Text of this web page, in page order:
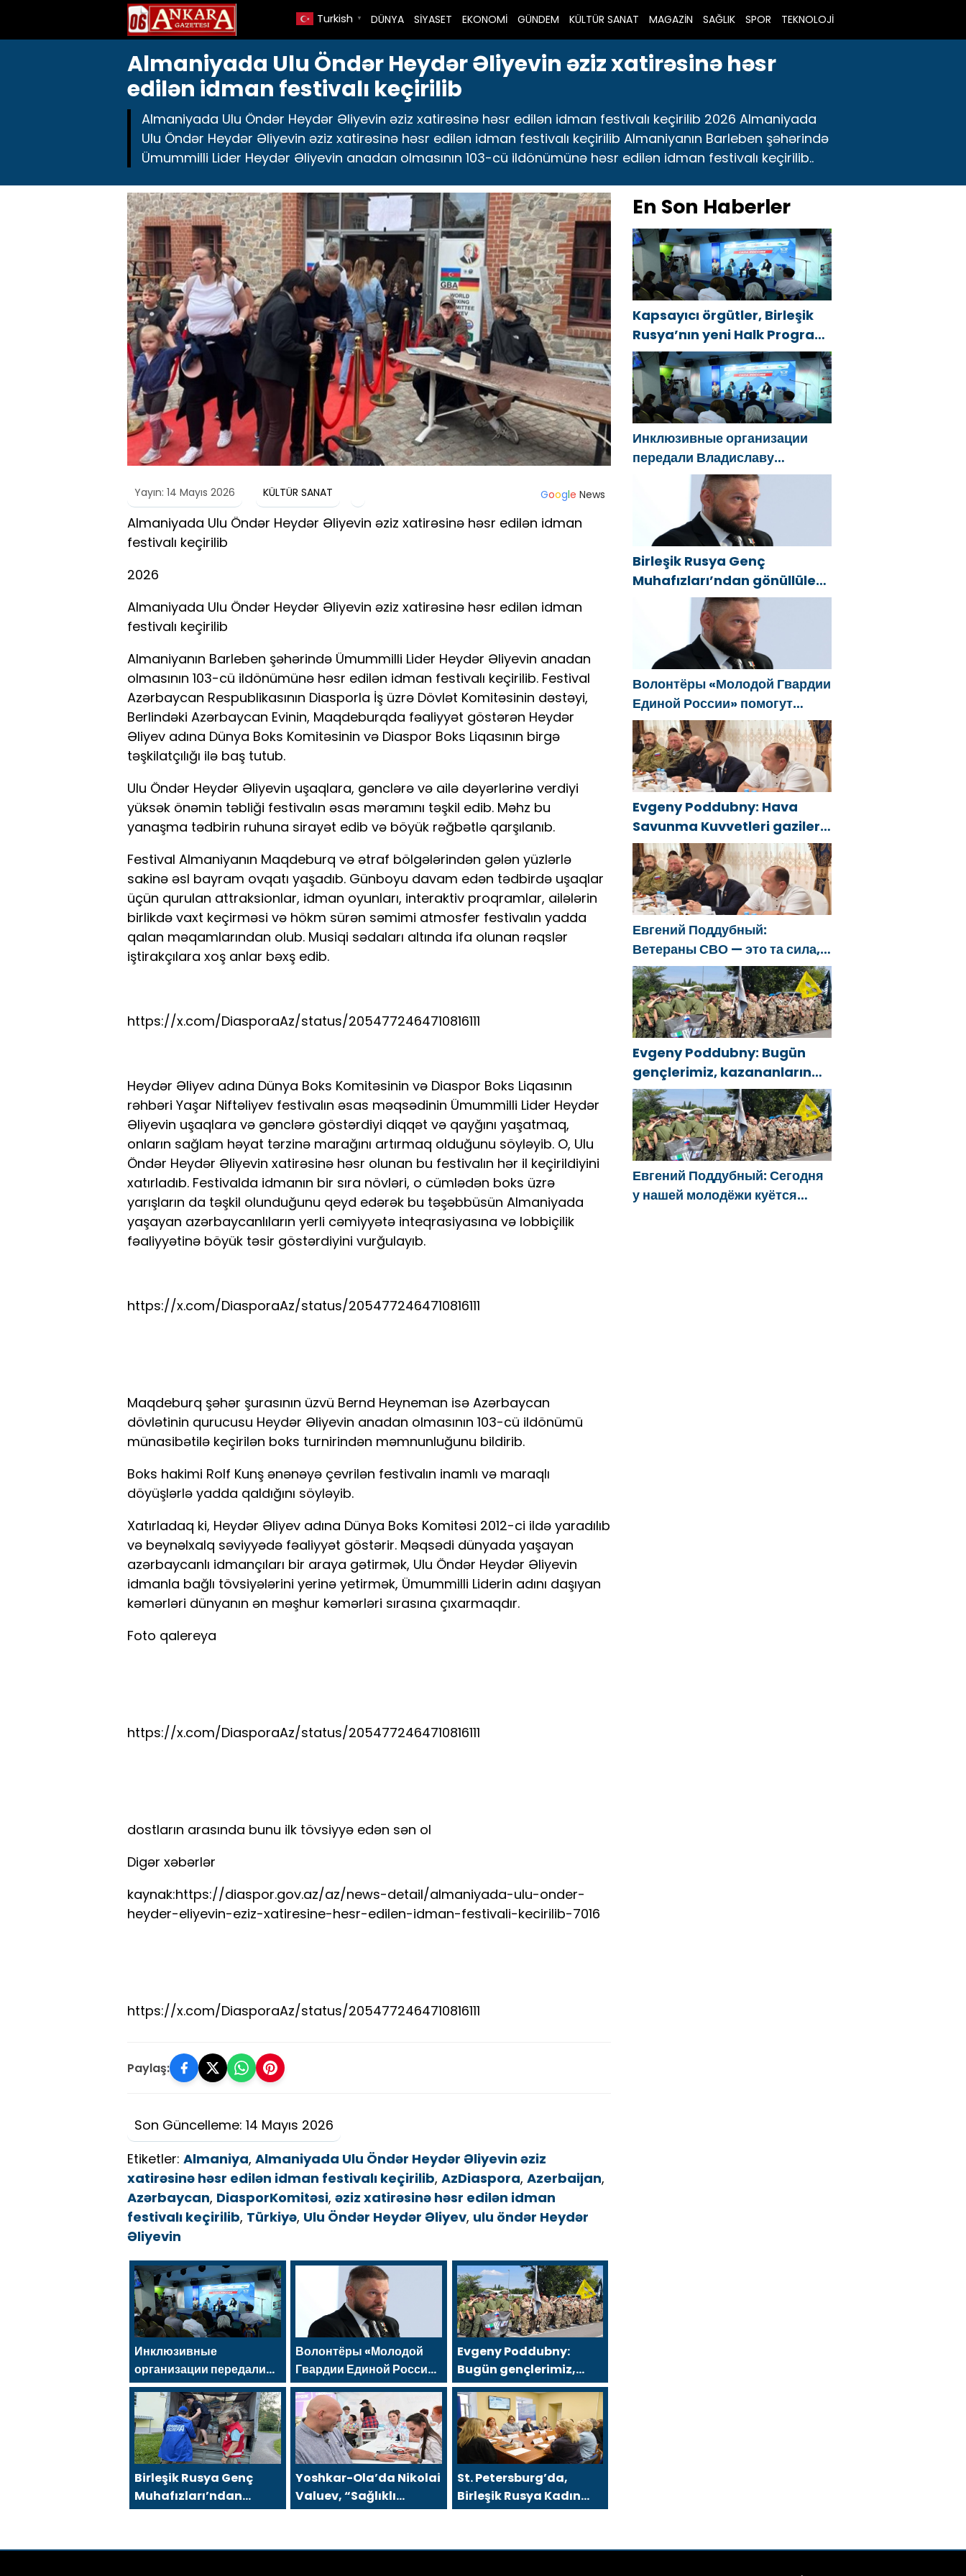
DÜNYA SİYASET EKONOMİ GÜNDEM KÜLTÜR SANAT MAGAZİN SAĞLIK SPOR TEKNOLOJİ
Turkish ▼
Almaniyada Ulu Öndər Heydər Əliyevin əziz xatirəsinə həsr
edilən idman festivalı keçirilib
Almaniyada Ulu Öndər Heydər Əliyevin əziz xatirəsinə həsr edilən idman festivalı keçirilib 2026 Almaniyada
Ulu Öndər Heydər Əliyevin əziz xatirəsinə həsr edilən idman festivalı keçirilib Almaniyanın Barleben şəhərində
Ümummilli Lider Heydər Əliyevin anadan olmasının 103-cü ildönümünə həsr edilən idman festivalı keçirilib..
Yayın: 14 Mayıs 2026 KÜLTÜR SANAT Google News
Almaniyada Ulu Öndər Heydər Əliyevin əziz xatirəsinə həsr edilən idman
festivalı keçirilib
2026
Almaniyada Ulu Öndər Heydər Əliyevin əziz xatirəsinə həsr edilən idman
festivalı keçirilib
Almaniyanın Barleben şəhərində Ümummilli Lider Heydər Əliyevin anadan
olmasının 103-cü ildönümünə həsr edilən idman festivalı keçirilib. Festival
Azərbaycan Respublikasının Diasporla İş üzrə Dövlət Komitəsinin dəstəyi,
Berlindəki Azərbaycan Evinin, Maqdeburqda fəaliyyət göstərən Heydər
Əliyev adına Dünya Boks Komitəsinin və Diaspor Boks Liqasının birgə
təşkilatçılığı ilə baş tutub.
Ulu Öndər Heydər Əliyevin uşaqlara, gənclərə və ailə dəyərlərinə verdiyi
yüksək önəmin təbliği festivalın əsas məramını təşkil edib. Məhz bu
yanaşma tədbirin ruhuna sirayət edib və böyük rəğbətlə qarşılanıb.
Festival Almaniyanın Maqdeburq və ətraf bölgələrindən gələn yüzlərlə
sakinə əsl bayram ovqatı yaşadıb. Günboyu davam edən tədbirdə uşaqlar
üçün qurulan attraksionlar, idman oyunları, interaktiv proqramlar, ailələrin
birlikdə vaxt keçirməsi və hökm sürən səmimi atmosfer festivalın yadda
qalan məqamlarından olub. Musiqi sədaları altında ifa olunan rəqslər
iştirakçılara xoş anlar bəxş edib.
https://x.com/DiasporaAz/status/2054772464710816111
Heydər Əliyev adına Dünya Boks Komitəsinin və Diaspor Boks Liqasının
rəhbəri Yaşar Niftəliyev festivalın əsas məqsədinin Ümummilli Lider Heydər
Əliyevin uşaqlara və gənclərə göstərdiyi diqqət və qayğını yaşatmaq,
onların sağlam həyat tərzinə marağını artırmaq olduğunu söyləyib. O, Ulu
Öndər Heydər Əliyevin xatirəsinə həsr olunan bu festivalın hər il keçirildiyini
xatırladıb. Festivalda idmanın bir sıra növləri, o cümlədən boks üzrə
yarışların da təşkil olunduğunu qeyd edərək bu təşəbbüsün Almaniyada
yaşayan azərbaycanlıların yerli cəmiyyətə inteqrasiyasına və lobbiçilik
fəaliyyətinə böyük təsir göstərdiyini vurğulayıb.
https://x.com/DiasporaAz/status/2054772464710816111
Maqdeburq şəhər şurasının üzvü Bernd Heyneman isə Azərbaycan
dövlətinin qurucusu Heydər Əliyevin anadan olmasının 103-cü ildönümü
münasibətilə keçirilən boks turnirindən məmnunluğunu bildirib.
Boks hakimi Rolf Kunş ənənəyə çevrilən festivalın inamlı və maraqlı
döyüşlərlə yadda qaldığını söyləyib.
Xatırladaq ki, Heydər Əliyev adına Dünya Boks Komitəsi 2012-ci ildə yaradılıb
və beynəlxalq səviyyədə fəaliyyət göstərir. Məqsədi dünyada yaşayan
azərbaycanlı idmançıları bir araya gətirmək, Ulu Öndər Heydər Əliyevin
idmanla bağlı tövsiyələrini yerinə yetirmək, Ümummilli Liderin adını daşıyan
kəmərləri dünyanın ən məşhur kəmərləri sırasına çıxarmaqdır.
Foto qalereya
https://x.com/DiasporaAz/status/2054772464710816111
dostların arasında bunu ilk tövsiyyə edən sən ol
Digər xəbərlər
kaynak:https://diaspor.gov.az/az/news-detail/almaniyada-ulu-onder-
heyder-eliyevin-eziz-xatiresine-hesr-edilen-idman-festivali-kecirilib-7016
https://x.com/DiasporaAz/status/2054772464710816111
Paylaş:
Son Güncelleme: 14 Mayıs 2026
Etiketler: Almaniya, Almaniyada Ulu Öndər Heydər Əliyevin əziz
xatirəsinə həsr edilən idman festivalı keçirilib, AzDiaspora, Azerbaijan,
Azərbaycan, DiasporKomitəsi, əziz xatirəsinə həsr edilən idman
festivalı keçirilib, Türkiyə, Ulu Öndər Heydər Əliyev, ulu öndər Heydər
Əliyevin
Инклюзивные
организации передали
Владиславу Головину
предложения в новую
Народную программу
«Единой России»
Волонтёры «Молодой
Гвардии Единой России»
помогут белгородцам с
огнетушителями и
генераторами
Evgeny Poddubny:
Bugün gençlerimiz,
kazananların
karakterini
şekillendiriyor
Birleşik Rusya Genç
Muhafızları’ndan
gönüllüler, Ural ve Uzak
sonuçlarını ortadan
Yoshkar-Ola’da Nikolai
Valuev, “Sağlıklı
Cumhuriyet” projesiyle
St. Petersburg’da,
Birleşik Rusya Kadın
Hareketi, şehir
yönelik destek
En Son Haberler
Kapsayıcı örgütler, Birleşik
Rusya’nın yeni Halk Programı
için Vladislav Golovin’e
teklifler sundu
Инклюзивные организации
передали Владиславу
Головину предложения в
новую Народную программу
«Единой России»
Birleşik Rusya Genç
Muhafızları’ndan gönüllüler,
Belgorod sakinlerine yangın
söndürücüler ve jeneratörler
konusunda yardımcı olacak
Волонтёры «Молодой Гвардии
Единой России» помогут
белгородцам с
огнетушителями и
генераторами
Evgeny Poddubny: Hava
Savunma Kuvvetleri gazileri,
ülkeyi değiştirecek güçtür
Евгений Поддубный:
Ветераны СВО — это та сила,
которая изменит страну
Evgeny Poddubny: Bugün
gençlerimiz, kazananların
karakterini şekillendiriyor
Евгений Поддубный: Сегодня
у нашей молодёжи куётся